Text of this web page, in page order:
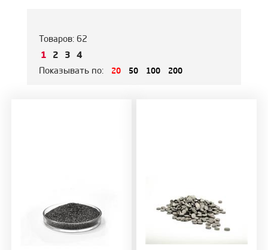
Товаров: 62
1 2 3 4
Показывать по: 20 50 100 200